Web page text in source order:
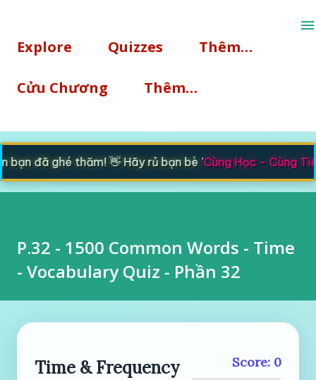
Explore Quizzes Thêm…
Cửu Chương Thêm…
bạn đã ghé thăm! 👋 Hãy rủ bạn bè 'Cùng Học - Cùng Tiến
P.32 - 1500 Common Words - Time
- Vocabulary Quiz - Phần 32
Time & Frequency Score: 0